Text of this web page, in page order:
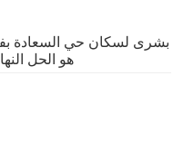
بشرى لسكان حي السعادة
هو الحل